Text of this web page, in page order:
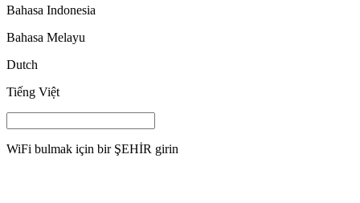
Bahasa Indonesia
Bahasa Melayu
Dutch
Tiếng Việt
WiFi bulmak için bir ŞEHİR girin